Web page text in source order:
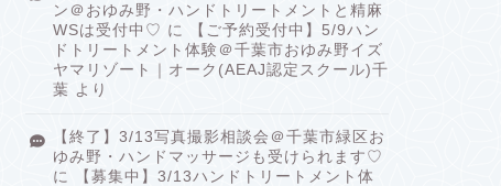
ン＠おゆみ野・ハンドトリートメントと精麻
WSは受付中♡ に
【ご予約受付中】5/9ハン
ドトリートメント体験＠千葉市おゆみ野イズ
ヤマリゾート｜オーク(AEAJ認定スクール)千
葉 より
【終了】3/13写真撮影相談会＠千葉市緑区お
ゆみ野・ハンドマッサージも受けられます♡
に
【募集中】3/13ハンドトリートメント体